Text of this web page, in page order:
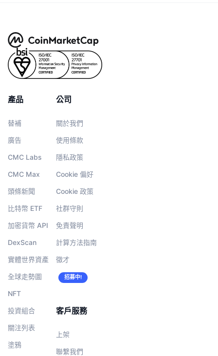
產品
替補
廣告
CMC Labs
CMC Max
頭條新聞
比特幣 ETF
加密貨幣 API
DexScan
實體世界資產
全球走勢圖
NFT
投資組合
關注列表
塗鴉
公司
關於我們
使用條款
隱私政策
Cookie 偏好
Cookie 政策
社群守則
免責聲明
計算方法指南
徵才
招募中!
客戶服務
上架
聯繫我們